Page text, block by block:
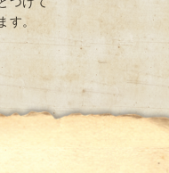
つけて
す。